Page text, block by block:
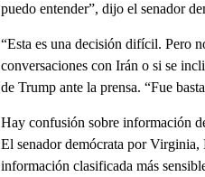
puedo entender”, dijo el senador
“Esta es una decisión difícil. Pero
conversaciones con Irán o si se
de Trump ante la prensa. “Fue
Hay confusión sobre información
El senador demócrata por Virginia,
información clasificada más